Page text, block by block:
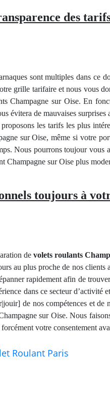
des
sont multiples dans ce
grille tarifaire et nous vous
Champagne sur Oise. En
évitera de mauvaises
les tarifs les plus
sur Oise, même si votre
Nous pourrons toujour vous
Champagne sur Oise plus
toujours à
devolets roulants
au plus proche de nos
rapidement afin de
dans ce secteur
de nos compétences et de
sur Oise. Nous
votre consentement
Roulant Paris